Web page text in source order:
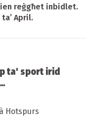
reġgħet inbidlet.
April.
ta' sport irid
Hotspurs